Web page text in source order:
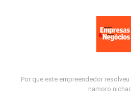
Por que este empreendedor
namoro